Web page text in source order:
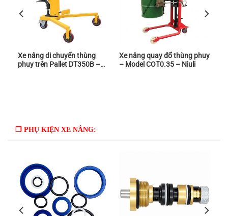
Xe nâng di chuyển thùng
phuy trên Pallet DT350B –
Xe nâng quay đổ thùng phuy
– Model COT0.35 – Niuli
❒ PHỤ KIỆN XE NÂNG: